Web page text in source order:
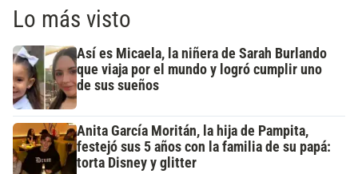
Lo más visto
Así es Micaela, la niñera de Sarah Burlando
que viaja por el mundo y logró cumplir uno
de sus sueños
Anita García Moritán, la hija de Pampita,
festejó sus 5 años con la familia de su papá:
torta Disney y glitter